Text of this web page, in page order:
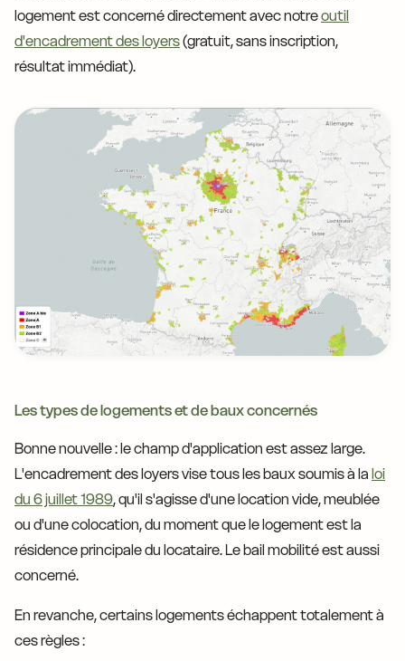
logement est concerné directement avec notreoutil
d'encadrement des loyers(gratuit, sans inscription,
résultat immédiat).
Les types de logements et de baux concernés
Bonne nouvelle : le champ d'application est assez large.
L'encadrement des loyers vise tous les baux soumis à la loi
du 6 juillet 1989, qu'il s'agisse d'une location vide, meublée
ou d'une colocation, du moment que le logement est la
résidence principale du locataire. Le bail mobilité est aussi
concerné.
En revanche, certains logements échappent totalement à
ces règles :